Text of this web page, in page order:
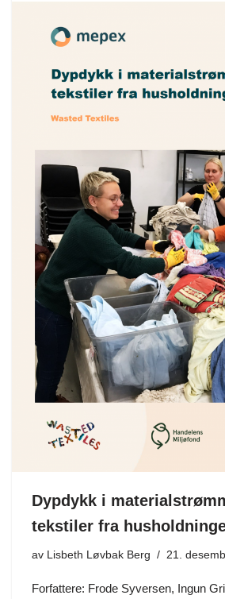
Dypdykk i
tekstiler fra
av Lisbeth Løvbak Berg 21.
Forfattere: Frode Syversen, Ingun